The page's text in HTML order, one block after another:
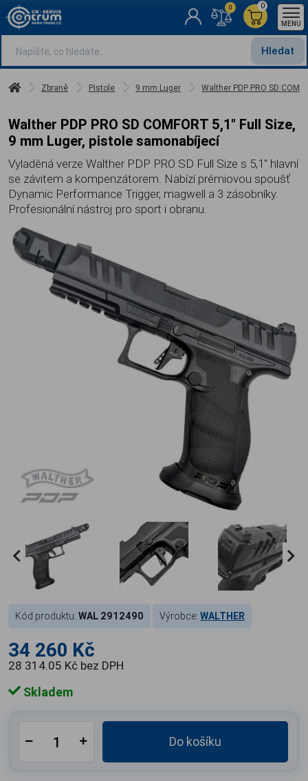
Hledat
0
0
MENU
Zbraně Pistole 9 mm Luger Walther PDP PRO SD
Walther PDP PRO SD COMFORT 5,1" Full Size,
9 mm Luger, pistole samonabíjecí
Vyladěná verze Walther PDP PRO SD Full Size s 5,1" hlavní
se závitem a kompenzátorem. Nabízí prémiovou spoušť
Dynamic Performance Trigger, magwell a 3 zásobníky.
Profesionální nástroj pro sport i obranu.
Kód produktu: WAL 2912490 Výrobce: WALTHER
34 260 Kč
28 314.05 Kč bez DPH
Skladem
Do košíku